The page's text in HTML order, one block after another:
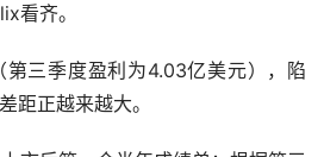
看齐。
三季度盈利为4.03亿美元），陷
距正越来越大。